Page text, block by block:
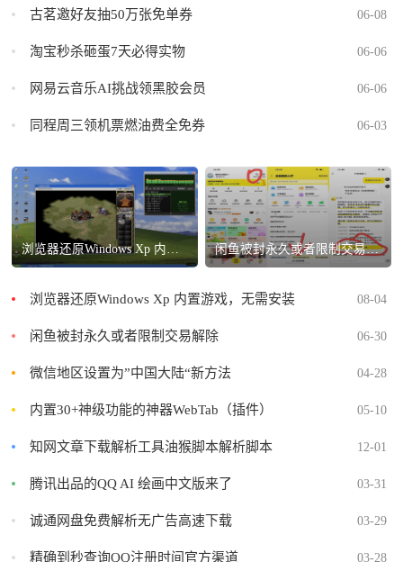
古茗邀好友抽50万张免单券 06-08
淘宝秒杀砸蛋7天必得实物 06-06
网易云音乐AI挑战领黑胶会员 06-06
同程周三领机票燃油费全免券 06-03
浏览器还原Windows Xp 内置游戏，无需安装 闲鱼被封永久或者限制交易解除
浏览器还原Windows Xp 内置游戏，无需安装 08-04
闲鱼被封永久或者限制交易解除 06-30
微信地区设置为”中国大陆“新方法 04-28
内置30+神级功能的神器WebTab（插件） 05-10
知网文章下载解析工具油猴脚本解析脚本 12-01
腾讯出品的QQ AI 绘画中文版来了 03-31
诚通网盘免费解析无广告高速下载 03-29
精确到秒查询QQ注册时间官方渠道 03-28